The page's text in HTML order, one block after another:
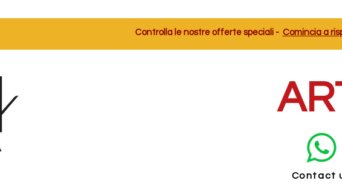
Controlla le nostre offerte speciali - Comincia a
Contact